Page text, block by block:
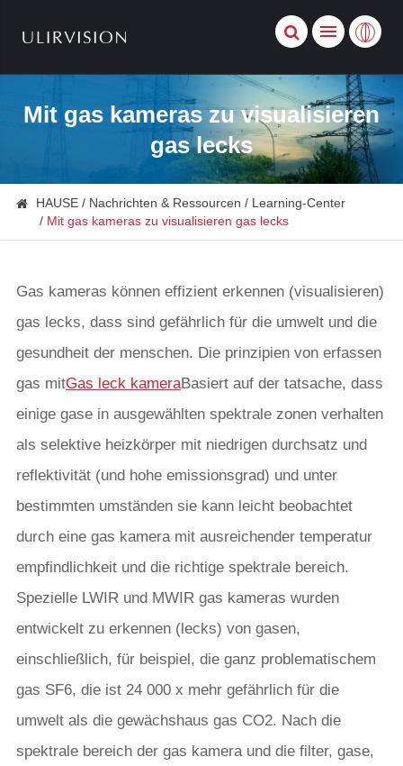
Mit gas kameras zu visualisieren
gas lecks
HAUSE Nachrichten & Ressourcen
Learning-Center
Mit gas kameras zu visualisieren gas lecks
Gas kameras können effizient erkennen (visualisieren)
gas lecks, dass sind gefährlich für die umwelt und die
gesundheit der menschen. Die prinzipien von erfassen
gas mitGas leck kameraBasiert auf der tatsache, dass
einige gase in ausgewählten spektrale zonen verhalten
als selektive heizkörper mit niedrigen durchsatz und
reflektivität (und hohe emissionsgrad) und unter
bestimmten umständen sie kann leicht beobachtet
durch eine gas kamera mit ausreichender temperatur
empfindlichkeit und die richtige spektrale bereich.
Spezielle LWIR und MWIR gas kameras wurden
entwickelt zu erkennen (lecks) von gasen,
einschließlich, für beispiel, die ganz problematischem
gas SF6, die ist 24 000 x mehr gefährlich für die
umwelt als die gewächshaus gas CO2. Nach die
spektrale bereich der gas kamera und die filter, gase,